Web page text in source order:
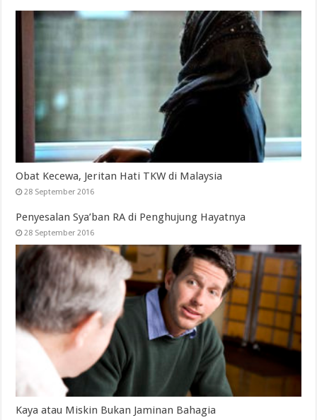
Obat Kecewa, Jeritan Hati TKW di Malaysia
28 September 2016
Penyesalan Sya’ban RA di Penghujung Hayatnya
28 September 2016
Kaya atau Miskin Bukan Jaminan Bahagia